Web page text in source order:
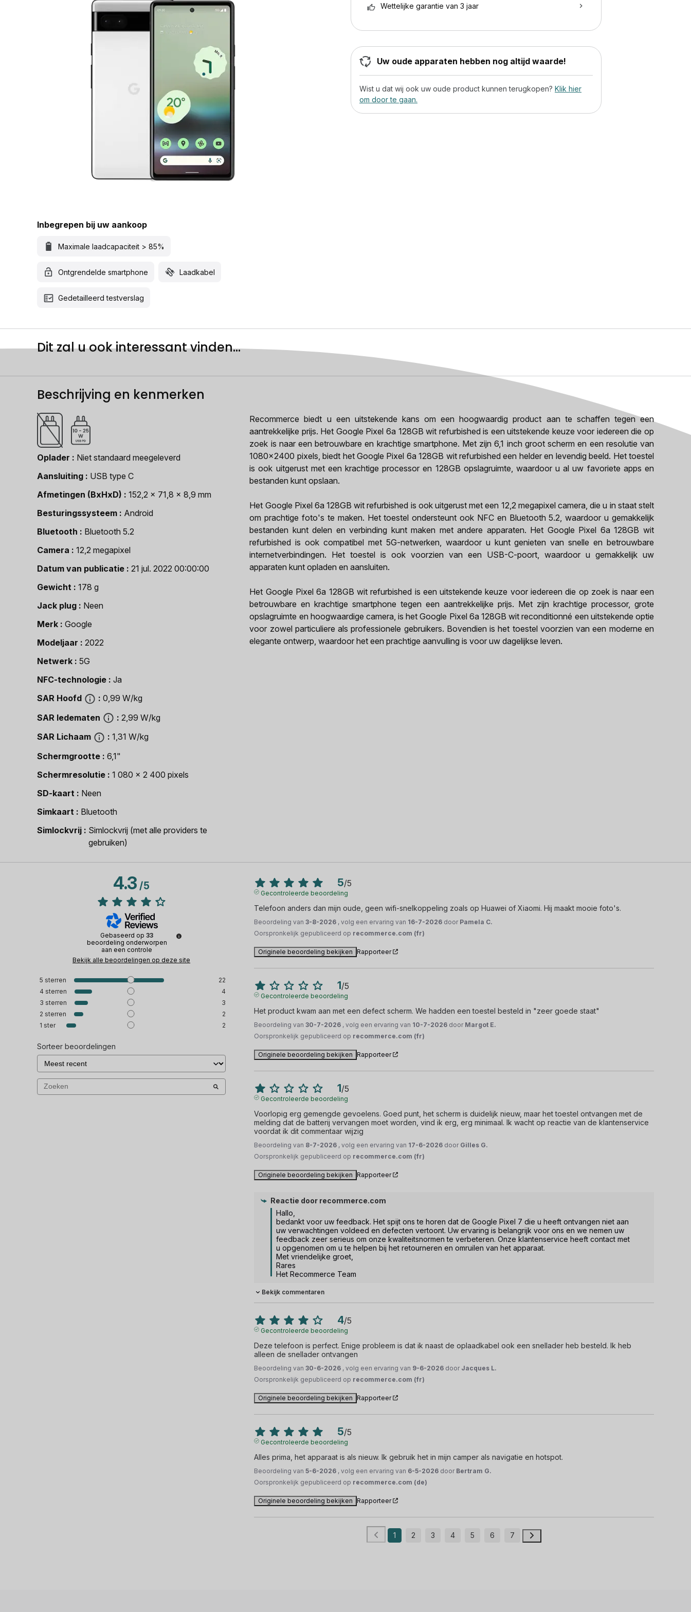
Inbegrepen bij uw aankoop
Maximale laadcapaciteit > 85%
Ontgrendelde smartphone Laadkabel
Gedetailleerd testverslag
Wettelijke garantie van 3 jaar
Uw oude apparaten hebben nog altijd waarde!
Wist u dat wij ook uw oude product kunnen terugkopen? Klik hier
om door te gaan.
Dit zal u ook interessant vinden...
Beschrijving en kenmerken
Oplader
Niet standaard meegeleverd
Aansluiting
USB type C
Afmetingen (BxHxD)
152,2 x 71,8 x 8,9 mm
Besturingssysteem
Android
Bluetooth
Bluetooth 5.2
Camera
12,2 megapixel
Datum van publicatie
21 jul. 2022 00:00:00
Gewicht
178 g
Jack plug
Neen
Merk
Google
Modeljaar
2022
Netwerk
5G
NFC-technologie
Ja
SAR Hoofd
0,99 W/kg
SAR ledematen
2,99 W/kg
SAR Lichaam
1,31 W/kg
Schermgrootte
6,1"
Schermresolutie
1 080 x 2 400 pixels
SD-kaart
Neen
Simkaart
Bluetooth
Simlockvrij
Simlockvrij (met alle providers te
gebruiken)
Recommerce biedt u een uitstekende kans om een hoogwaardig product aan te schaffen tegen een
aantrekkelijke prijs. Het Google Pixel 6a 128GB wit refurbished is een uitstekende keuze voor iedereen die op
zoek is naar een betrouwbare en krachtige smartphone. Met zijn 6,1 inch groot scherm en een resolutie van
1080x2400 pixels, biedt het Google Pixel 6a 128GB wit refurbished een helder en levendig beeld. Het toestel
is ook uitgerust met een krachtige processor en 128GB opslagruimte, waardoor u al uw favoriete apps en
bestanden kunt opslaan.
Het Google Pixel 6a 128GB wit refurbished is ook uitgerust met een 12,2 megapixel camera, die u in staat stelt
om prachtige foto's te maken. Het toestel ondersteunt ook NFC en Bluetooth 5.2, waardoor u gemakkelijk
bestanden kunt delen en verbinding kunt maken met andere apparaten. Het Google Pixel 6a 128GB wit
refurbished is ook compatibel met 5G-netwerken, waardoor u kunt genieten van snelle en betrouwbare
internetverbindingen. Het toestel is ook voorzien van een USB-C-poort, waardoor u gemakkelijk uw
apparaten kunt opladen en aansluiten.
Het Google Pixel 6a 128GB wit refurbished is een uitstekende keuze voor iedereen die op zoek is naar een
betrouwbare en krachtige smartphone tegen een aantrekkelijke prijs. Met zijn krachtige processor, grote
opslagruimte en hoogwaardige camera, is het Google Pixel 6a 128GB wit reconditionné een uitstekende optie
voor zowel particuliere als professionele gebruikers. Bovendien is het toestel voorzien van een moderne en
elegante ontwerp, waardoor het een prachtige aanvulling is voor uw dagelijkse leven.
4.3/5
Gebaseerd op33
beoordeling onderworpen
aan een controle
Bekijk alle beoordelingen op deze site
5 sterren
22
4 sterren
4
3 sterren
3
2 sterren
2
1 ster 2
Sorteer beoordelingen
5/5
Gecontroleerde beoordeling
Telefoon anders dan mijn oude, geen wifi-snelkoppeling zoals op Huawei of Xiaomi. Hij maakt mooie foto's.
Beoordeling van3-8-2026 , volg een ervaring van 16-7-2026 door Pamela C.
Oorspronkelijk gepubliceerd op recommerce.com (fr)
Originele beoordeling bekijken Rapporteer
1/5
Gecontroleerde beoordeling
Het product kwam aan met een defect scherm. We hadden een toestel besteld in "zeer goede staat"
Beoordeling van30-7-2026 , volg een ervaring van 10-7-2026 door Margot E.
Oorspronkelijk gepubliceerd op recommerce.com (fr)
Originele beoordeling bekijken Rapporteer
1/5
Gecontroleerde beoordeling
Voorlopig erg gemengde gevoelens. Goed punt, het scherm is duidelijk nieuw, maar het toestel ontvangen met de
melding dat de batterij vervangen moet worden, vind ik erg, erg minimaal. Ik wacht op reactie van de klantenservice
voordat ik dit commentaar wijzig
Beoordeling van 8-7-2026 , volg een ervaring van 17-6-2026 door Gilles G.
Oorspronkelijk gepubliceerd op recommerce.com (fr)
Originele beoordeling bekijken Rapporteer
Reactie door recommerce.com
Hallo,
bedankt voor uw feedback. Het spijt ons te horen dat de Google Pixel 7 die u heeft ontvangen niet aan
uw verwachtingen voldeed en defecten vertoont. Uw ervaring is belangrijk voor ons en we nemen uw
feedback zeer serieus om onze kwaliteitsnormen te verbeteren. Onze klantenservice heeft contact met
u opgenomen om u te helpen bij het retourneren en omruilen van het apparaat.
Met vriendelijke groet,
Rares
Het Recommerce Team
Bekijk commentaren
4/5
Gecontroleerde beoordeling
Deze telefoon is perfect. Enige probleem is dat ik naast de oplaadkabel ook een snellader heb besteld. Ik heb
alleen de snellader ontvangen
Beoordeling van30-6-2026 , volg een ervaring van 9-6-2026 door Jacques L.
Oorspronkelijk gepubliceerd op recommerce.com (fr)
Originele beoordeling bekijken Rapporteer
5/5
Gecontroleerde beoordeling
Alles prima, het apparaat is als nieuw. Ik gebruik het in mijn camper als navigatie en hotspot.
Beoordeling van5-6-2026 , volg een ervaring van 6-5-2026 door Bertram G.
Oorspronkelijk gepubliceerd op recommerce.com (de)
Originele beoordeling bekijken Rapporteer
1 2 3 4 5 6 7